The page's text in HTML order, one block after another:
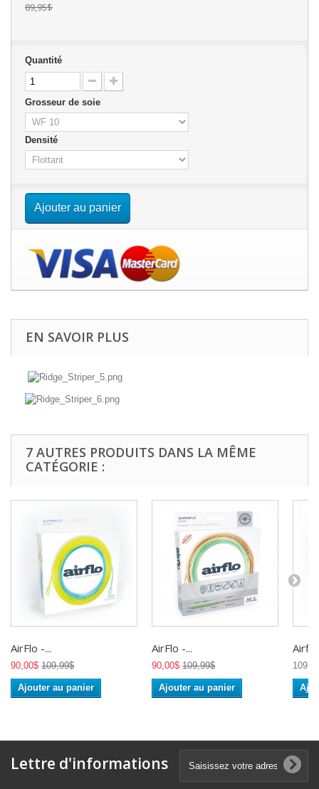
89,95$
Quantité
Grosseur de soie
Densité
Ajouter au panier
EN SAVOIR PLUS
7 AUTRES PRODUITS DANS LA MÊME
CATÉGORIE :
AirFlo -...
90,00$ 109,99$
Ajouter au panier
AirFlo -...
90,00$ 109,99$
Ajouter au panier
Lettre d'informations